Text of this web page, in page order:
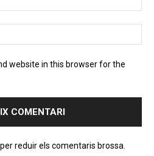
website in this browser for the
reduir els comentaris brossa.